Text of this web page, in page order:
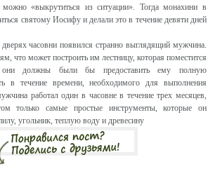
«выкрутиться из ситуации». Тогда монахини в
святому Иосифу и делали это в течение девяти дней
часовни появился странно выглядящий мужчина.
что может построить им лестницу, которая поместится
должны были бы предоставить ему полную
в течение времени, необходимого для выполнения
работал один в часовне в течение трех месяцев,
только самые простые инструменты, которые он
угольник, теплую воду и древесину